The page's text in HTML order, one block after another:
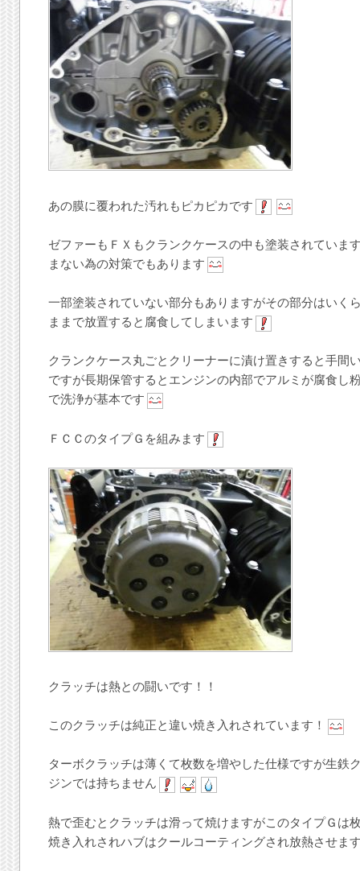
あの膜に覆われた汚れもピカピカです
ゼファーもＦＸもクランクケースの中も塗装されていま
まない為の対策でもあります
一部塗装されていない部分もありますがその部分はいく
ままで放置すると腐食してしまいます
クランクケース丸ごとクリーナーに漬け置きすると手間
ですが長期保管するとエンジンの内部でアルミが腐食し
で洗浄が基本です
ＦＣＣのタイプＧを組みます
クラッチは熱との闘いです！！
このクラッチは純正と違い焼き入れされています！
ターボクラッチは薄くて枚数を増やした仕様ですが生鉄
ジンでは持ちません
熱で歪むとクラッチは滑って焼けますがこのタイプＧは
焼き入れされハブはクールコーティングされ放熱させま